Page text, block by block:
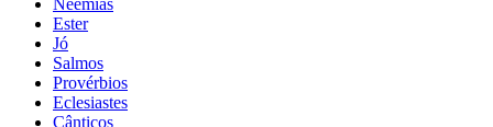
Ester
Jó
Salmos
Provérbios
Eclesiastes
Cânticos